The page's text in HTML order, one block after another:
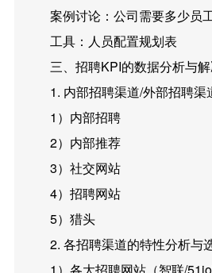
案例讨论：公司需要多少员
工具：人员配置规划表
三、招聘KPI的数据分析与
1. 内部招聘渠道/外部招聘渠
1）内部招聘
2）内部推荐
3）社交网站
4）招聘网站
5）猎头
2. 各招聘渠道的特性分析与